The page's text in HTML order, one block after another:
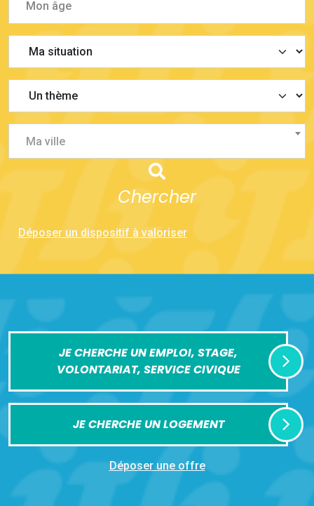
Ma ville
Chercher
Déposer un dispositif à valoriser
JE CHERCHE UN EMPLOI, STAGE,
VOLONTARIAT, SERVICE CIVIQUE
JE CHERCHE UN LOGEMENT
Déposer une offre